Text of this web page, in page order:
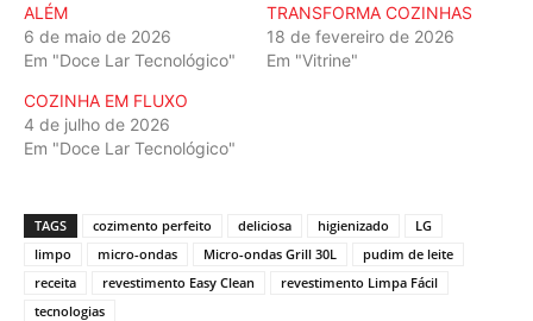
ALÉM
6 de maio de 2026
Em "Doce Lar Tecnológico"
TRANSFORMA COZINHAS
18 de fevereiro de 2026
Em "Vitrine"
COZINHA EM FLUXO
4 de julho de 2026
Em "Doce Lar Tecnológico"
TAGS cozimento perfeito deliciosa higienizado
LG
limpo
micro-ondas Micro-ondas Grill 30L
pudim de leite
receita
revestimento Easy Clean
revestimento Limpa Fácil
tecnologias